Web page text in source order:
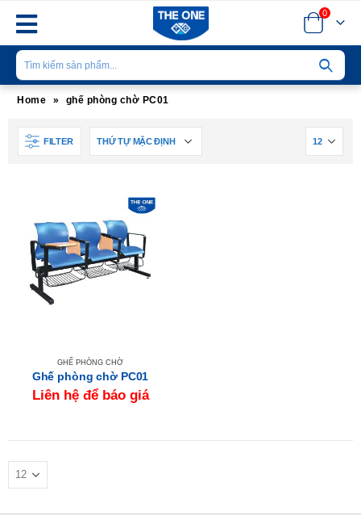
0
Home » ghế phòng chờ PC01
FILTER
GHẾ PHÒNG CHỜ
Ghế phòng chờ PC01
Liên hệ để báo giá